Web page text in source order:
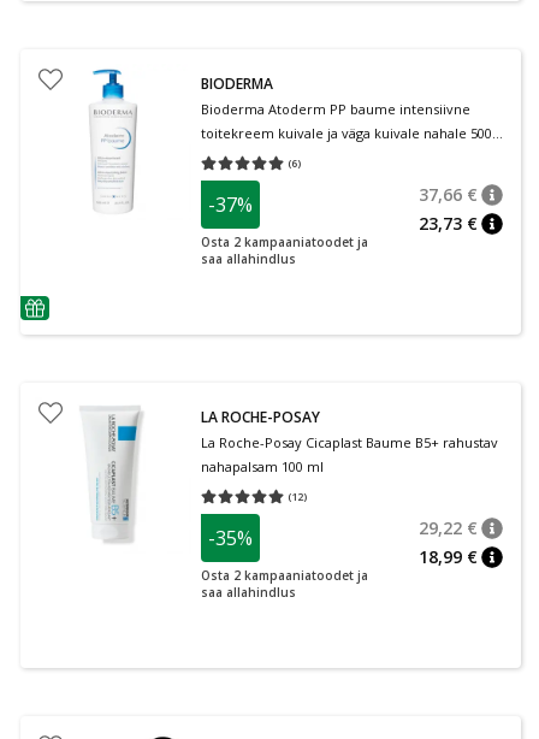
nõuanne
BIODERMA
Bioderma Atoderm PP baume intensiivne
toitekreem kuivale ja väga kuivale nahale 500
ml
(6)
Keskmine hinnang 5.00
-37%
Osta 2 kampaaniatoodet ja
saa allahindlus
37,66 €
23,73 €
LA ROCHE-POSAY
La Roche-Posay Cicaplast Baume B5+ rahustav
nahapalsam 100 ml
(12)
Keskmine hinnang 5.00
-35%
Osta 2 kampaaniatoodet ja
saa allahindlus
29,22 €
18,99 €